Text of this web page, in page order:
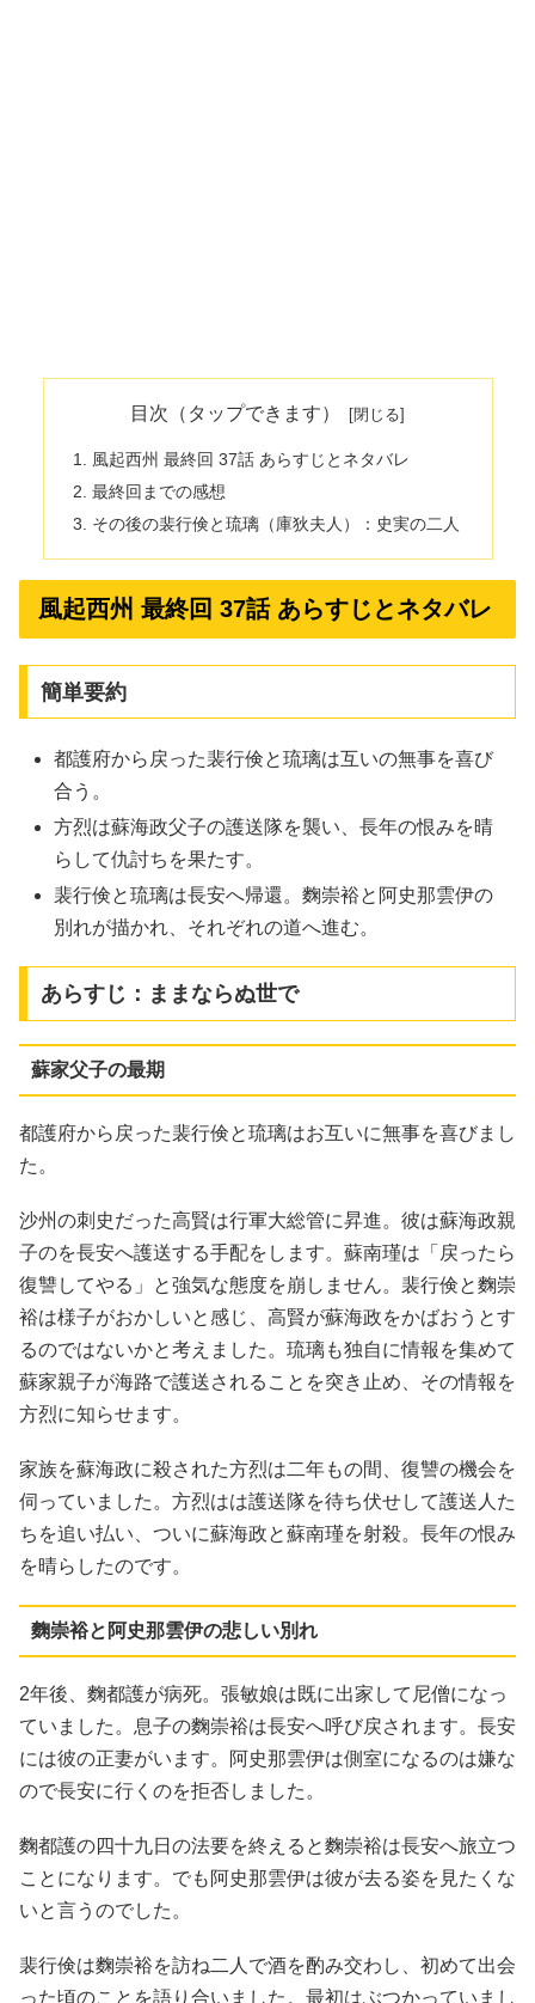
目次（タップできます）
風起西州 最終回 37話 あらすじとネタバレ
最終回までの感想
その後の裴行倹と琉璃（庫狄夫人）：史実の二人
風起西州 最終回 37話 あらすじとネタバレ
簡単要約
都護府から戻った裴行倹と琉璃は互いの無事を喜び
合う。
方烈は蘇海政父子の護送隊を襲い、長年の恨みを晴
らして仇討ちを果たす。
裴行倹と琉璃は長安へ帰還。麴崇裕と阿史那雲伊の
別れが描かれ、それぞれの道へ進む。
あらすじ：ままならぬ世で
蘇家父子の最期
都護府から戻った裴行倹と琉璃はお互いに無事を喜びまし
た。
沙州の刺史だった高賢は行軍大総管に昇進。彼は蘇海政親
子のを長安へ護送する手配をします。蘇南瑾は「戻ったら
復讐してやる」と強気な態度を崩しません。裴行倹と麴崇
裕は様子がおかしいと感じ、高賢が蘇海政をかばおうとす
るのではないかと考えました。琉璃も独自に情報を集めて
蘇家親子が海路で護送されることを突き止め、その情報を
方烈に知らせます。
家族を蘇海政に殺された方烈は二年もの間、復讐の機会を
伺っていました。方烈はは護送隊を待ち伏せして護送人た
ちを追い払い、ついに蘇海政と蘇南瑾を射殺。長年の恨み
を晴らしたのです。
麴崇裕と阿史那雲伊の悲しい別れ
2年後、麴都護が病死。張敏娘は既に出家して尼僧になっ
ていました。息子の麴崇裕は長安へ呼び戻されます。長安
には彼の正妻がいます。阿史那雲伊は側室になるのは嫌な
ので長安に行くのを拒否しました。
麴都護の四十九日の法要を終えると麴崇裕は長安へ旅立つ
ことになります。でも阿史那雲伊は彼が去る姿を見たくな
いと言うのでした。
裴行倹は麴崇裕を訪ね二人で酒を酌み交わし、初めて出会
った頃のことを語り合いました。最初はぶつかっていまし